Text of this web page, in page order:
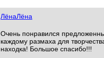
ЛёнаЛёна
Очень понравился
каждому размаха для
находка! Большое спасибо!!!